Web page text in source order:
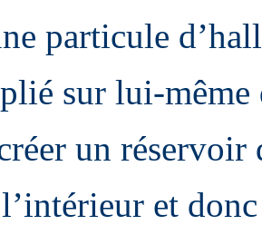
particule
sur lui-même
un
et